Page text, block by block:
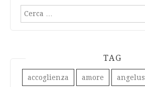
Ricerca
TAG
accoglienza amore angelus